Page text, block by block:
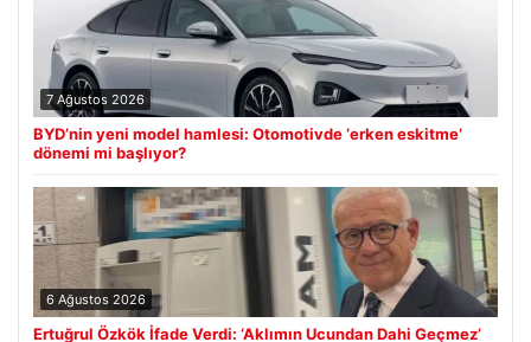
7 Ağustos 2026
BYD’nin yeni model hamlesi: Otomotivde ‘erken eskitme’
dönemi mi başlıyor?
6 Ağustos 2026
Ertuğrul Özkök İfade Verdi: ‘Aklımın Ucundan Dahi Geçmez’